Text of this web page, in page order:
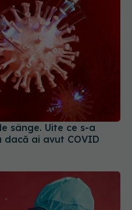
sânge. Uite ce s-a
ai avut COVID